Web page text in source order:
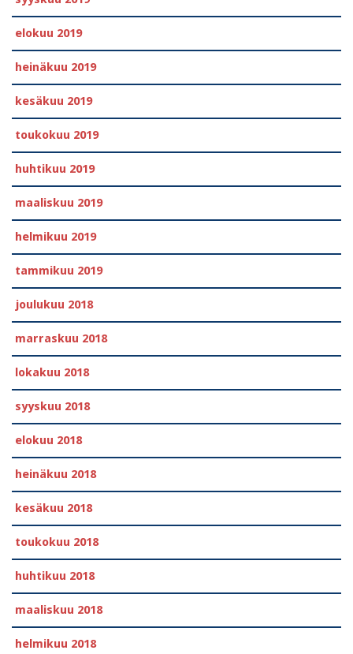
elokuu 2019
heinäkuu 2019
kesäkuu 2019
toukokuu 2019
huhtikuu 2019
maaliskuu 2019
helmikuu 2019
tammikuu 2019
joulukuu 2018
marraskuu 2018
lokakuu 2018
syyskuu 2018
elokuu 2018
heinäkuu 2018
kesäkuu 2018
toukokuu 2018
huhtikuu 2018
maaliskuu 2018
helmikuu 2018